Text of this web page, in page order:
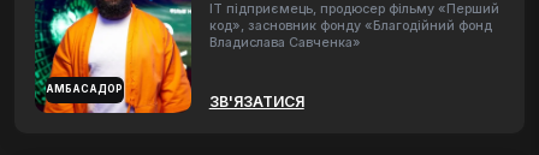
АМБАСАДОР
ІТ підприємець, продюсер фільму «Перший
код», засновник фонду «Благодійний фонд
Владислава Савченка»
ЗВ'ЯЗАТИСЯ